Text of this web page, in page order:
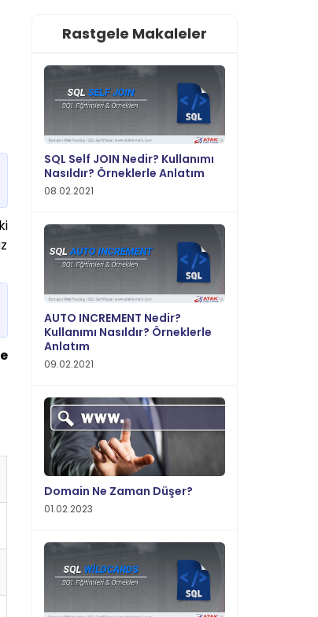
Rastgele Makaleler
SQL Self JOIN Nedir? Kullanımı
Nasıldır? Örneklerle Anlatım
08.02.2021
AUTO INCREMENT Nedir?
Kullanımı Nasıldır? Örneklerle
Anlatım
09.02.2021
Domain Ne Zaman Düşer?
01.02.2023